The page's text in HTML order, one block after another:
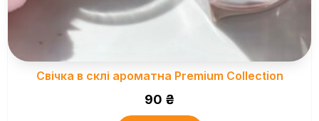
Свічка в склі ароматна Premium Collection
90 ₴